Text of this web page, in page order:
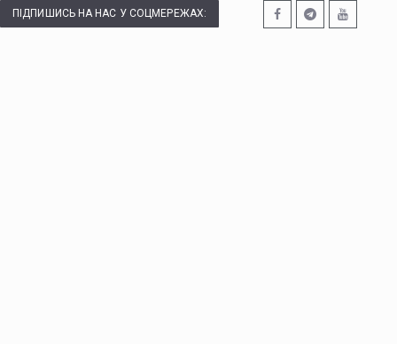
ПІДПИШИСЬ НА НАС У СОЦМЕРЕЖАХ: